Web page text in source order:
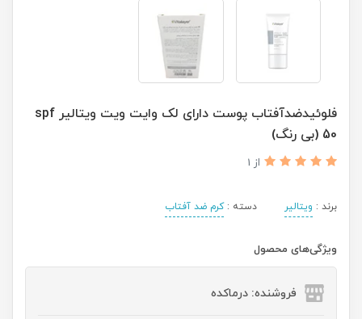
فلوئیدضدآفتاب پوست دارای لک وایت ویت ویتالیر spf
50 (بی رنگ)
از 1
برند : ویتالیر دسته :کرم ضد آفتاب
ویژگی‌های محصول
فروشنده: درماکده